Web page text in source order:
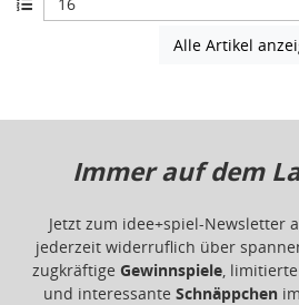
Alle Artikel
Immer auf dem
Jetzt zum idee+spiel-Newsletter
jederzeit widerruflich über
zugkräftige Gewinnspiele, limitierte
und interessante Schnäppchen